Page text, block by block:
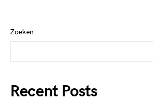
Zoeken
Recent Posts